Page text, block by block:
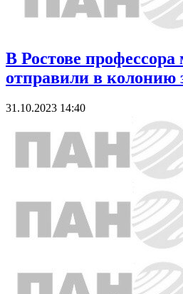
В Ростове профессора
отправили в колонию
31.10.2023 14:40